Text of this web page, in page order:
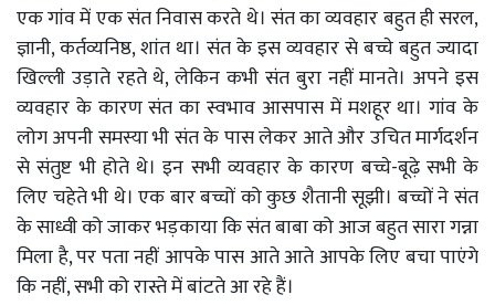
एक गांव में एक संत निवास करते थे। संत का व्यवहार बहुत ही सरल,
ज्ञानी, कर्तव्यनिष्ठ, शांत था। संत के इस व्यवहार से बच्चे बहुत ज्यादा
खिल्ली उड़ाते रहते थे, लेकिन कभी संत बुरा नहीं मानते। अपने इस
व्यवहार के कारण संत का स्वभाव आसपास में मशहूर था। गांव के
लोग अपनी समस्या भी संत के पास लेकर आते और उचित मार्गदर्शन
से संतुष्ट भी होते थे। इन सभी व्यवहार के कारण बच्चे-बूढ़े सभी के
लिए चहेते भी थे। एक बार बच्चों को कुछ शैतानी सूझी। बच्चों ने संत
के साध्वी को जाकर भड़काया कि संत बाबा को आज बहुत सारा गन्ना
मिला है, पर पता नहीं आपके पास आते आते आपके लिए बचा पाएंगे
कि नहीं, सभी को रास्ते में बांटते आ रहे हैं।